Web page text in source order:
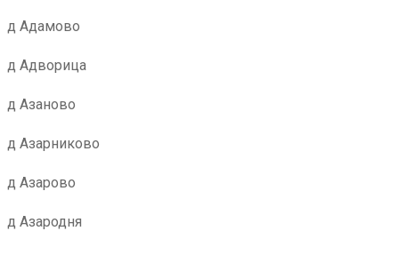
д Адамово
д Адворица
д Азаново
д Азарниково
д Азарово
д Азародня